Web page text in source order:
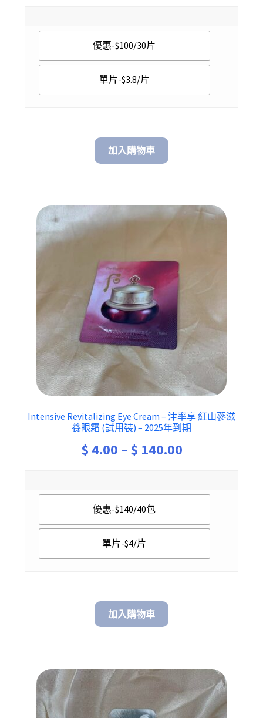
$ 3.80
優惠-$100/30片
單片-$3.8/片
加入購物車
Intensive Revitalizing Eye Cream – 津率享 紅山蔘滋
養眼霜 (試用裝) – 2025年到期
$ 4.00 – $ 140.00Price
$ 4.00
優惠-$140/40包
單片-$4/片
加入購物車